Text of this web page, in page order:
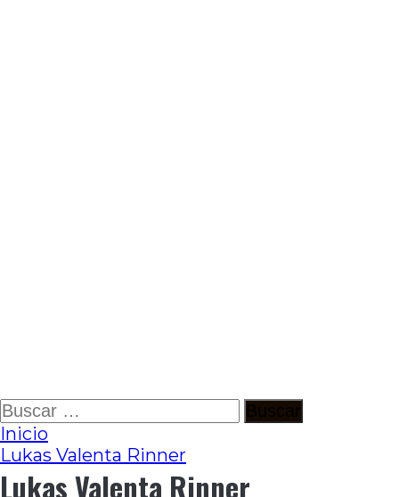
Ir
al
contenido
Buscar:
Inicio
Lukas Valenta Rinner
Lukas Valenta Rinner